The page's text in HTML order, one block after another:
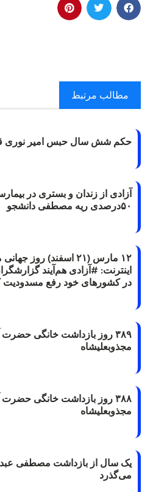
مطالب مرتبط
حکم شش سال حبس امیر نوری
آزادی از زندان و بستری در
۵۰درصدی ریه مصطفی دانشجو
۱۲ مارس (۲۱ اسفند) روز
در کشورهای خود رفع مسدودیت
۳۸۹ روز بازداشت خانگی حضرت
مجذوبعلیشاه
۳۸۸ روز بازداشت خانگی حضرت
مجذوبعلیشاه
یک سال از بازداشت مصطفی
می‌گذرد